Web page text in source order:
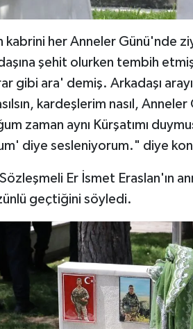
kabrini her Anneler Günü'nde
şehit olurken tembih
gibi ara' demiş. Arkadaşı
kardeşlerim nasıl,
zaman aynı Kürşatımı
diye sesleniyorum." diye
Er İsmet Eraslan'ın
geçtiğini söyledi.